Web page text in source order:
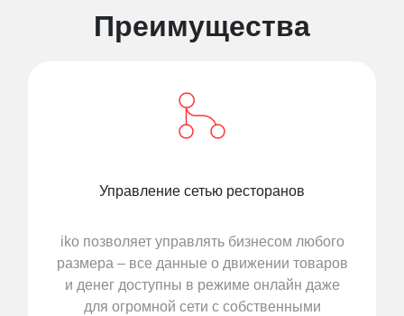
Преимущества
Управление сетью ресторанов
iko позволяет управлять бизнесом любого
размера – все данные о движении товаров
и денег доступны в режиме онлайн даже
для огромной сети с собственными